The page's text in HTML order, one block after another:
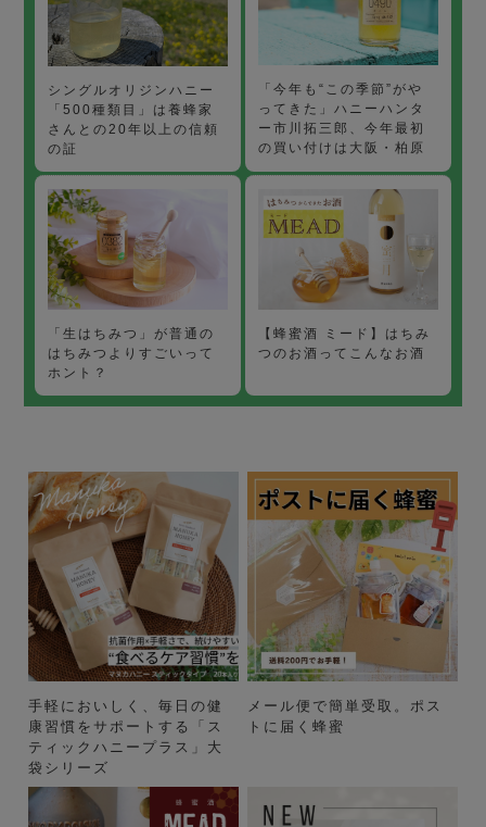
シングルオリジンハニー
「500種類目」は養蜂家
さんとの20年以上の信頼
の証
「今年も“この季節”がや
ってきた」ハニーハンタ
ー市川拓三郎、今年最初
の買い付けは大阪・柏原
「生はちみつ」が普通の
はちみつよりすごいって
ホント？
【蜂蜜酒 ミード】はちみ
つのお酒ってこんなお酒
手軽においしく、毎日の健
康習慣をサポートする「ス
ティックハニープラス」大
袋シリーズ
メール便で簡単受取。ポス
トに届く蜂蜜